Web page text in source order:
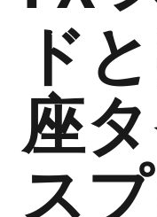
ド
座
ス